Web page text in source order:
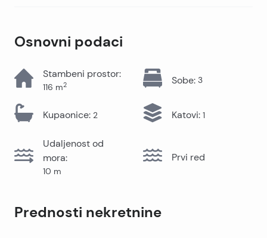
Osnovni podaci
Stambeni prostor:
116 m2 Sobe: 3
Kupaonice: 2 Katovi: 1
Udaljenost od
mora:
10 m
Prvi red
Prednosti nekretnine